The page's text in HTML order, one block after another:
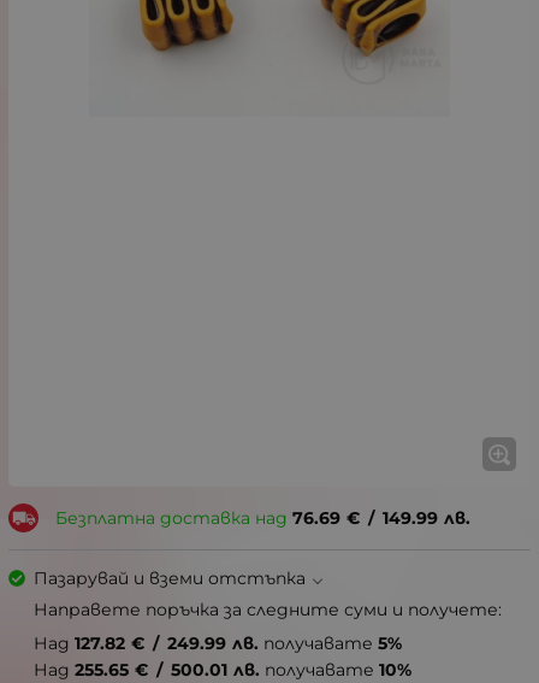
Безплатна доставка над 76.69 € / 149.99 лв.
Пазарувай и вземи отстъпка
Направете поръчка за следните суми и получете:
Над 127.82 € / 249.99 лв. получавате 5%
Над 255.65 € / 500.01 лв. получавате 10%